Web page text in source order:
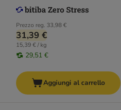
Prezzo reg. 33,98 €
31,39 €
15,39 € / kg
29,51 €
Aggiungi al carrello